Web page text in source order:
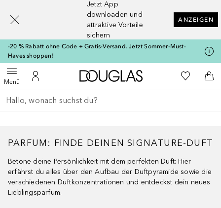
Jetzt App
downloaden und
attraktive Vorteile
sichern
ANZEIGEN
-20 % Rabatt ohne Code + Gratis-Versand. Jetzt Sommer-Must-
Haves shoppen!
MenüMenü öffnenZu Meinem Kundenkonto
Zur Douglas Startseite
Zu Meiner
Gehe zurück
Suche ausführen
PARFUM: FINDE DEINEN SIGNATURE-DUFT
Betone deine Persönlichkeit mit dem perfekten Duft: Hier
erfährst du alles über den Aufbau der Duftpyramide sowie die
verschiedenen Duftkonzentrationen und entdeckst dein neues
Lieblingsparfum.
[navigation.slideout.screenreader]